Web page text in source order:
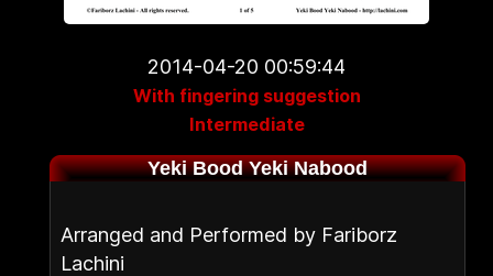
2014-04-20 00:59:44
With fingering suggestion
Intermediate
Yeki Bood Yeki Nabood
Arranged and Performed by Fariborz
Lachini